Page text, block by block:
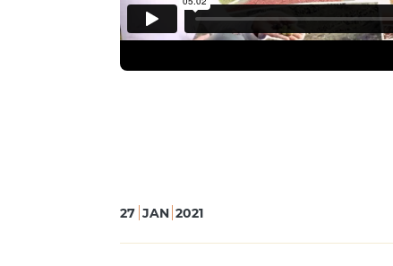
27 JAN 2021